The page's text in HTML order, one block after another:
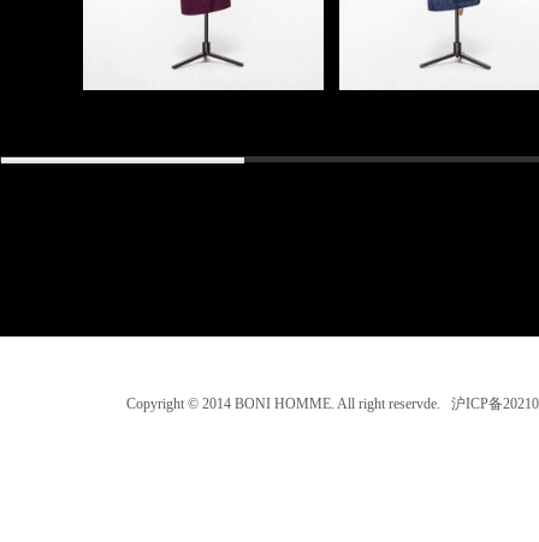
Copyright © 2014 BONI HOMME. All right reservde. 沪ICP备